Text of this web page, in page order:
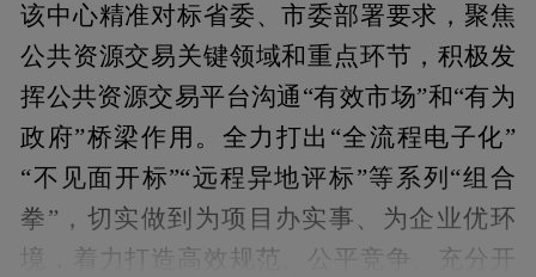
该中心精准对标省委、市委部署要求，聚焦
公共资源交易关键领域和重点环节，积极发
挥公共资源交易平台沟通“有效市场”和“有为
政府”桥梁作用。全力打出“全流程电子化”
“不见面开标”“远程异地评标”等系列“组合
拳”，切实做到为项目办实事、为企业优环
境，着力打造高效规范、公平竞争、充分开